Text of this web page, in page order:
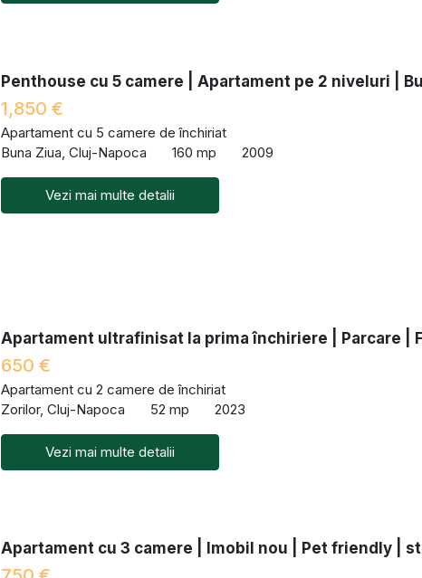
Penthouse cu 5 camere | Apartament pe 2 niveluri |
1,850 €
Apartament cu 5 camere de închiriat
Buna Ziua, Cluj-Napoca
160 mp 2009
Vezi mai multe detalii
Apartament ultrafinisat la prima închiriere | Parcare |
650 €
Apartament cu 2 camere de închiriat
Zorilor, Cluj-Napoca
52 mp 2023
Vezi mai multe detalii
Apartament cu 3 camere | Imobil nou | Pet friendly |